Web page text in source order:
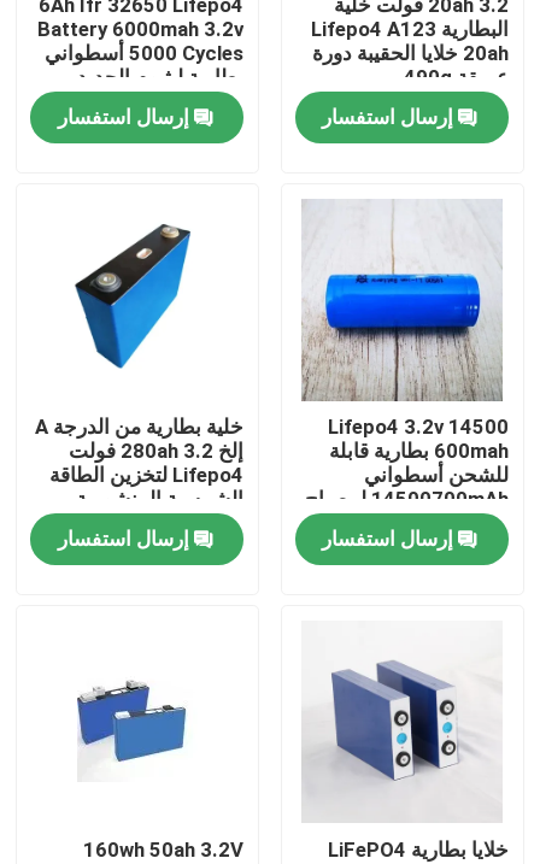
معلومات عنا
جولة في المعمل
مراقبة الجودة
اتصل بنا
خلية بطارية Lifepo4
بطارية 12 فولت lifepo4
20ah 3.2 فولت خلية
البطارية Lifepo4 A123
20ah خلايا الحقيبة دورة
عميقة 490g
إرسال استفسار
6Ah Ifr 32650 Lifepo4
Battery 6000mah 3.2v
5000 Cycles أسطواني
بطارية ليثيوم الحديد
إرسال استفسار
14500 Lifepo4 3.2v
600mah بطارية قابلة
للشحن أسطواني
14500700mAh لمصباح
يدوي
إرسال استفسار
خلية بطارية من الدرجة A
إلخ 280ah 3.2 فولت
Lifepo4 لتخزين الطاقة
الشمسية المنشورية
إرسال استفسار
خلايا بطارية LiFePO4
160wh 50ah 3.2V